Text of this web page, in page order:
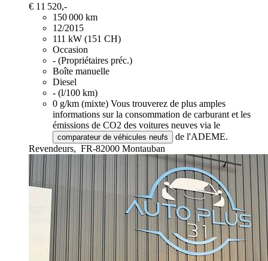
€ 11 520,-
150 000 km
12/2015
111 kW (151 CH)
Occasion
- (Propriétaires préc.)
Boîte manuelle
Diesel
- (l/100 km)
0 g/km (mixte) Vous trouverez de plus amples
informations sur la consommation de carburant et les
émissions de CO2 des voitures neuves via le
comparateur de véhicules neufs
de l'ADEME.
Revendeurs, FR-82000 Montauban